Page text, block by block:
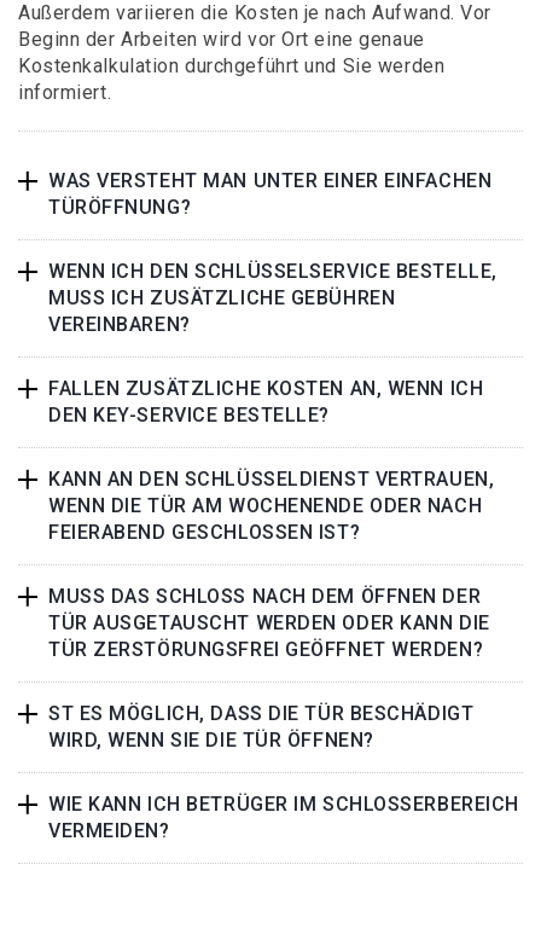
Außerdem variieren die Kosten je nach Aufwand. Vor
Beginn der Arbeiten wird vor Ort eine genaue
Kostenkalkulation durchgeführt und Sie werden
informiert.
WAS VERSTEHT MAN UNTER EINER EINFACHEN
TÜRÖFFNUNG?
WENN ICH DEN SCHLÜSSELSERVICE BESTELLE,
MUSS ICH ZUSÄTZLICHE GEBÜHREN
VEREINBAREN?
FALLEN ZUSÄTZLICHE KOSTEN AN, WENN ICH
DEN KEY-SERVICE BESTELLE?
KANN AN DEN SCHLÜSSELDIENST VERTRAUEN,
WENN DIE TÜR AM WOCHENENDE ODER NACH
FEIERABEND GESCHLOSSEN IST?
MUSS DAS SCHLOSS NACH DEM ÖFFNEN DER
TÜR AUSGETAUSCHT WERDEN ODER KANN DIE
TÜR ZERSTÖRUNGSFREI GEÖFFNET WERDEN?
ST ES MÖGLICH, DASS DIE TÜR BESCHÄDIGT
WIRD, WENN SIE DIE TÜR ÖFFNEN?
WIE KANN ICH BETRÜGER IM SCHLOSSERBEREICH
VERMEIDEN?